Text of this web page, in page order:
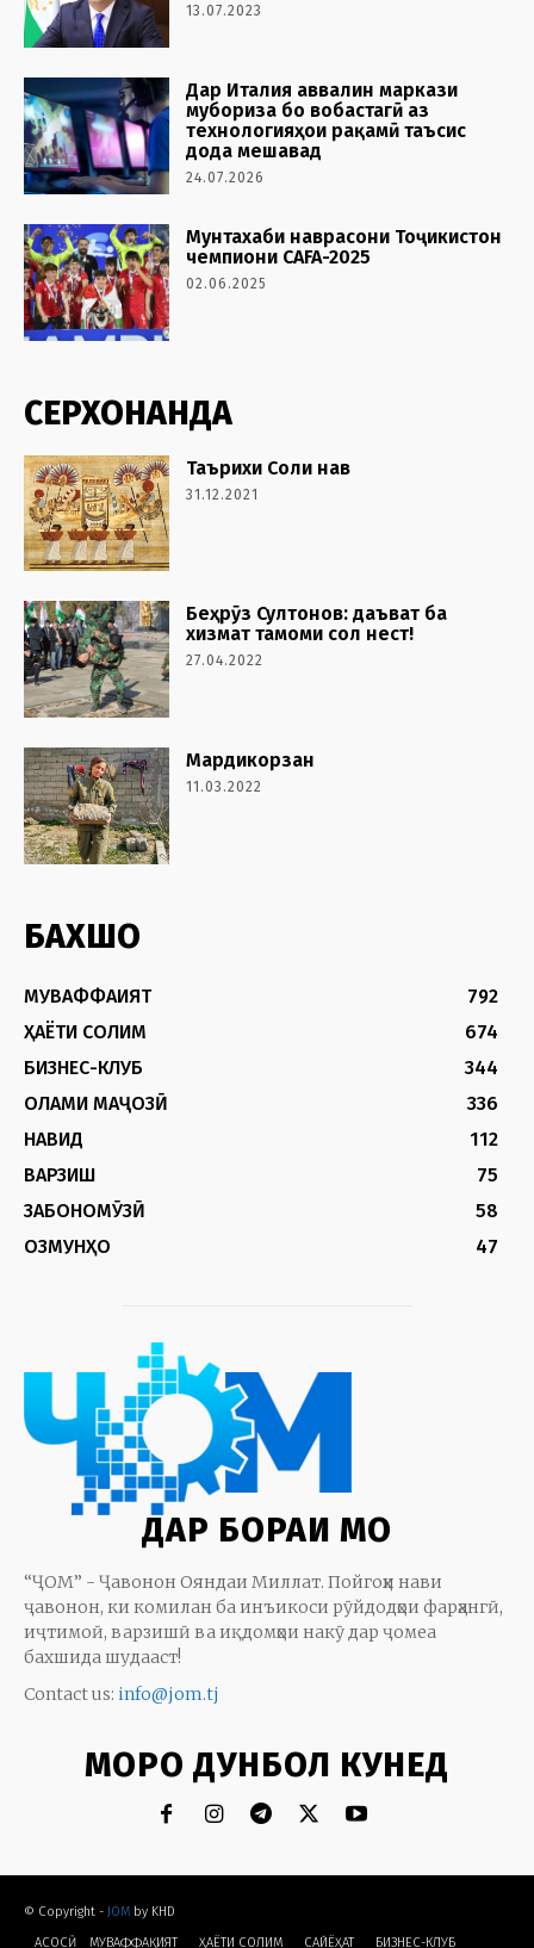
13.07.2023
Дар Италия аввалин маркази
мубориза бо вобастагӣ аз
технологияҳои рақамӣ таъсис
дода мешавад
24.07.2026
Мунтахаби наврасони Тоҷикистон
чемпиони CAFA-2025
02.06.2025
СЕРХОНАНДА
Таърихи Соли нав
31.12.2021
Беҳрӯз Султонов: даъват ба
хизмат тамоми сол нест!
27.04.2022
Мардикорзан
11.03.2022
БАХШҲО
МУВАФФАҚИЯТ
792
ҲАЁТИ СОЛИМ
674
БИЗНЕС-КЛУБ
344
ОЛАМИ МАҶОЗӢ
336
НАВИД
112
ВАРЗИШ
75
ЗАБОНОМӮЗӢ
58
ОЗМУНҲО
47
ДАР БОРАИ МО
“ҶОМ” - Ҷавонон Ояндаи Миллат. Пойгоҳи нави
ҷавонон, ки комилан ба инъикоси рӯйдодҳои фарҳангӣ,
иҷтимоӣ, варзишӣ ва иқдомҳои накӯ дар ҷомеа
бахшида шудааст!
Contact us: info@jom.tj
МОРО ДУНБОЛ КУНЕД
© Copyright - JOM by KHD
АСОСӢ
МУВАФФАҚИЯТ ҲАЁТИ СОЛИМ CАЙЁҲАТ БИЗНЕС-КЛУБ